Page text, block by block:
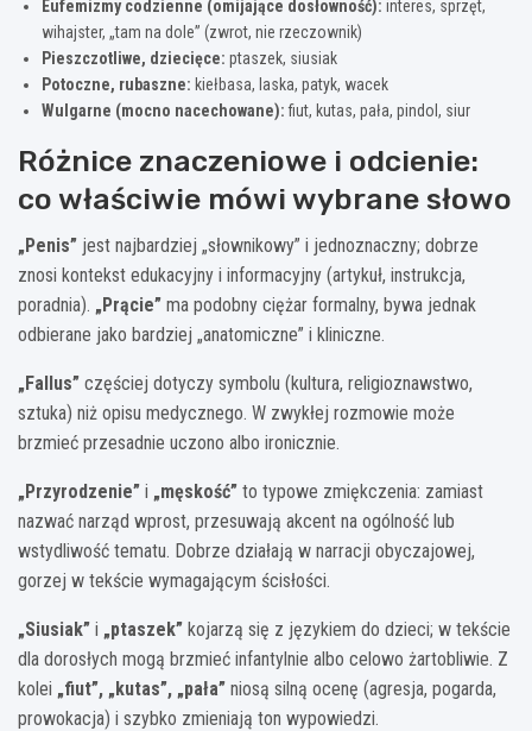
Eufemizmy codzienne (omijające dosłowność): interes, sprzęt,
wihajster, „tam na dole” (zwrot, nie rzeczownik)
Pieszczotliwe, dziecięce: ptaszek, siusiak
Potoczne, rubaszne: kiełbasa, laska, patyk, wacek
Wulgarne (mocno nacechowane):fiut, kutas, pała, pindol, siur
Różnice znaczeniowe i odcienie:
co właściwie mówi wybrane słowo
„Penis” jest najbardziej „słownikowy” i jednoznaczny; dobrze
znosi kontekst edukacyjny i informacyjny (artykuł, instrukcja,
poradnia). „Prącie” ma podobny ciężar formalny, bywa jednak
odbierane jako bardziej „anatomiczne” i kliniczne.
„Fallus” częściej dotyczy symbolu (kultura, religioznawstwo,
sztuka) niż opisu medycznego. W zwykłej rozmowie może
brzmieć przesadnie uczono albo ironicznie.
„Przyrodzenie” i „męskość” to typowe zmiękczenia: zamiast
nazwać narząd wprost, przesuwają akcent na ogólność lub
wstydliwość tematu. Dobrze działają w narracji obyczajowej,
gorzej w tekście wymagającym ścisłości.
„Siusiak” i „ptaszek” kojarzą się z językiem do dzieci; w tekście
dla dorosłych mogą brzmieć infantylnie albo celowo żartobliwie. Z
kolei „fiut”, „kutas”, „pała” niosą silną ocenę (agresja, pogarda,
prowokacja) i szybko zmieniają ton wypowiedzi.